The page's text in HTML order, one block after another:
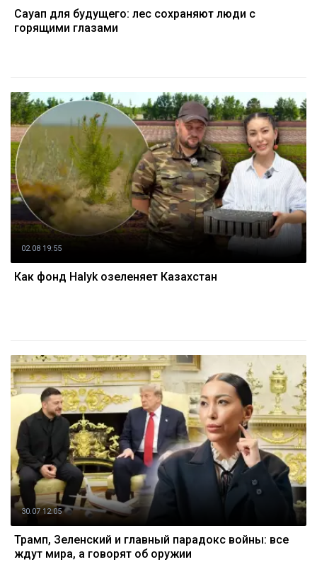
Сауап для будущего: лес сохраняют люди с
горящими глазами
02.08 19:55
Как фонд Halyk озеленяет Казахстан
30.07 12:05
Трамп, Зеленский и главный парадокс войны: все
ждут мира, а говорят об оружии